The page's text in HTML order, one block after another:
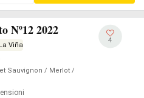
Nº12 2022
Viña
Sauvignon / Merlot /
4